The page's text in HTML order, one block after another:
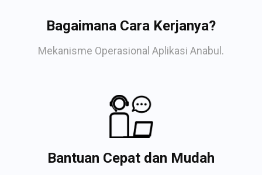
Bagaimana Cara Kerjanya?
Mekanisme Operasional Aplikasi Anabul.
Bantuan Cepat dan Mudah